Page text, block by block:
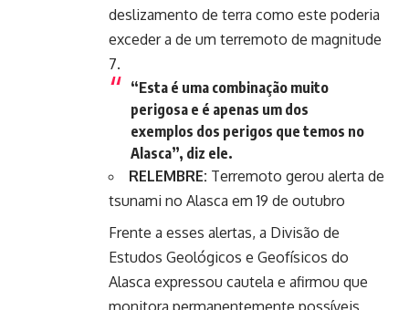
deslizamento de terra como este poderia
exceder a de um terremoto de magnitude
7.
“Esta é uma combinação muito
perigosa e é apenas um dos
exemplos dos perigos que temos no
Alasca”, diz ele.
RELEMBRE: Terremoto gerou alerta de
tsunami no Alasca em 19 de outubro
Frente a esses alertas, a Divisão de
Estudos Geológicos e Geofísicos do
Alasca expressou cautela e afirmou que
monitora permanentemente possíveis